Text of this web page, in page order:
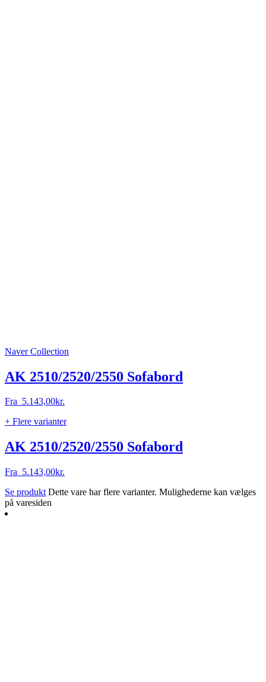
Naver Collection
AK 2510/2520/2550 Sofabord
Fra 5.143,00kr.
+ Flere varianter
AK 2510/2520/2550 Sofabord
Fra 5.143,00kr.
Se produkt Dette vare har flere varianter. Mulighederne kan vælges
på varesiden